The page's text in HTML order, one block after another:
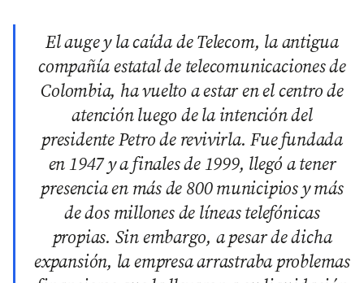
El auge y la caída de Telecom, la antigua
compañía estatal de telecomunicaciones de
Colombia, ha vuelto a estar en el centro de
atención luego de la intención del
presidente Petro de revivirla. Fue fundada
en 1947 y a finales de 1999, llegó a tener
presencia en más de 800 municipios y más
de dos millones de líneas telefónicas
propias. Sin embargo, a pesar de dicha
expansión, la empresa arrastraba problemas